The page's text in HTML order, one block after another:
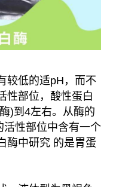
较低的适pH，而不
性部位，酸性蛋白
)到4左右。从酶的
活性部位中含有一个
酶中研究 的是胃蛋